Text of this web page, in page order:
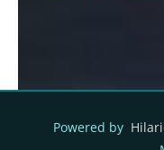
Powered by